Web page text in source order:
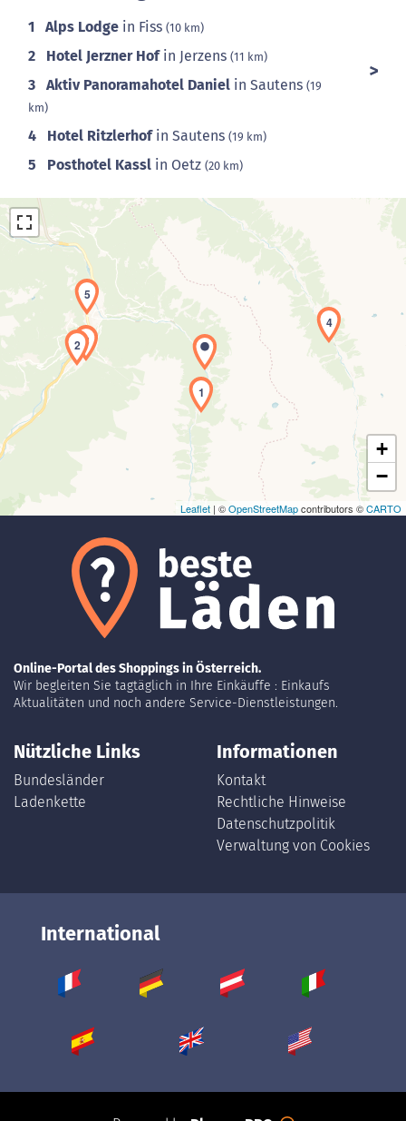
1 Alps Lodge in Fiss (10 km)
2 Hotel Jerzner Hofin Jerzens (11 km)
3 Aktiv Panoramahotel Daniel in Sautens (19
km)
4 Hotel Ritzlerhofin Sautens (19 km)
5 Posthotel Kassl in Oetz (20 km)
Laden der Karte...
1
23
4
5
+
−
Leaflet | ©OpenStreetMapcontributors ©CARTO
Online-Portal des Shoppings in Österreich.
Wir begleiten Sie tagtäglich in Ihre Einkäuffe : Einkaufs
Aktualitäten und noch andere Service-Dienstleistungen.
Nützliche Links
Bundesländer
Ladenkette
Informationen
Kontakt
Rechtliche Hinweise
Datenschutzpolitik
Verwaltung von Cookies
International